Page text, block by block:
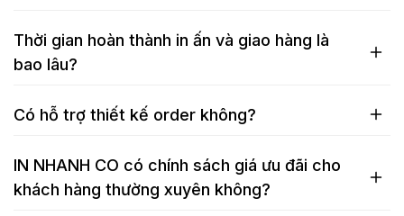
Thời gian hoàn thành in ấn và giao hàng là
bao lâu?
Có hỗ trợ thiết kế order không?
IN NHANH CO có chính sách giá ưu đãi cho
khách hàng thường xuyên không?